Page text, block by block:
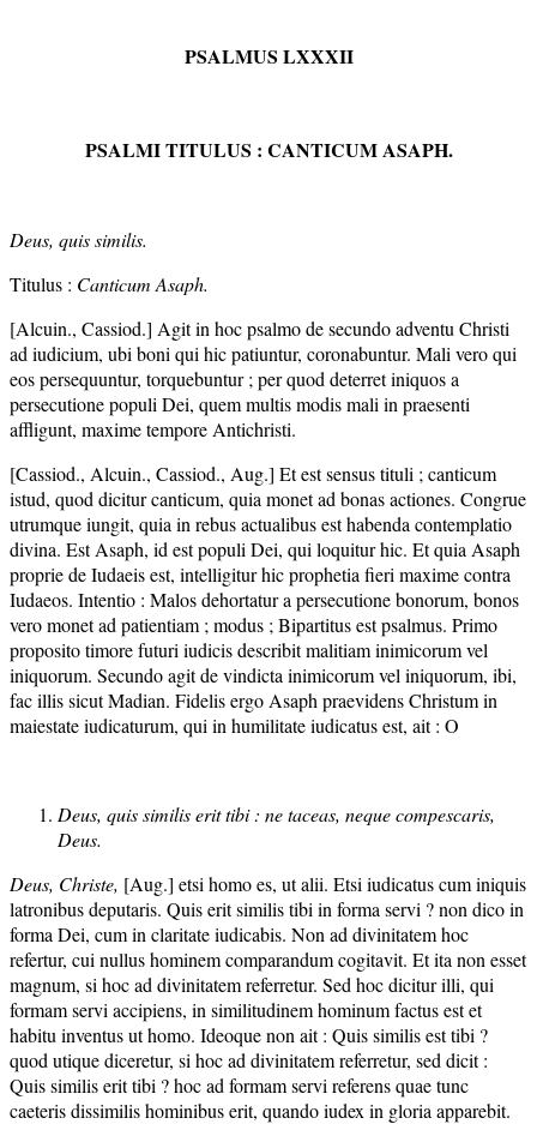
PSALMUS LXXXII
PSALMI TITULUS : CANTICUM ASAPH.
Deus, quis similis.
Titulus : Canticum Asaph.
[Alcuin., Cassiod.] Agit in hoc psalmo de secundo adventu Christi
ad iudicium, ubi boni qui hic patiuntur, coronabuntur. Mali vero qui
eos persequuntur, torquebuntur ; per quod deterret iniquos a
persecutione populi Dei, quem multis modis mali in praesenti
affligunt, maxime tempore Antichristi.
[Cassiod., Alcuin., Cassiod., Aug.] Et est sensus tituli ; canticum
istud, quod dicitur canticum, quia monet ad bonas actiones. Congrue
utrumque iungit, quia in rebus actualibus est habenda contemplatio
divina. Est Asaph, id est populi Dei, qui loquitur hic. Et quia Asaph
proprie de Iudaeis est, intelligitur hic prophetia fieri maxime contra
Iudaeos. Intentio : Malos dehortatur a persecutione bonorum, bonos
vero monet ad patientiam ; modus ; Bipartitus est psalmus. Primo
proposito timore futuri iudicis describit malitiam inimicorum vel
iniquorum. Secundo agit de vindicta inimicorum vel iniquorum, ibi,
fac illis sicut Madian. Fidelis ergo Asaph praevidens Christum in
maiestate iudicaturum, qui in humilitate iudicatus est, ait : O
Deus, quis similis erit tibi : ne taceas, neque compescaris,
Deus.
Deus, Christe, [Aug.] etsi homo es, ut alii. Etsi iudicatus cum iniquis
latronibus deputaris. Quis erit similis tibi in forma servi ? non dico in
forma Dei, cum in claritate iudicabis. Non ad divinitatem hoc
refertur, cui nullus hominem comparandum cogitavit. Et ita non esset
magnum, si hoc ad divinitatem referretur. Sed hoc dicitur illi, qui
formam servi accipiens, in similitudinem hominum factus est et
habitu inventus ut homo. Ideoque non ait : Quis similis est tibi ?
quod utique diceretur, si hoc ad divinitatem referretur, sed dicit :
Quis similis erit tibi ? hoc ad formam servi referens quae tunc
caeteris dissimilis hominibus erit, quando iudex in gloria apparebit.